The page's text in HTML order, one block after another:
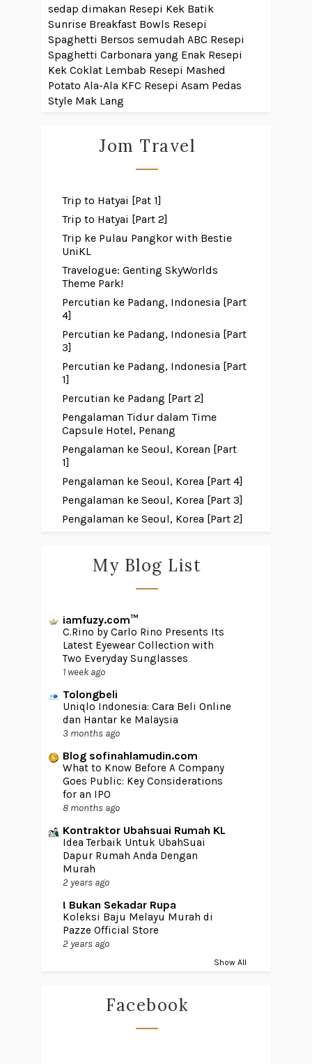
sedap dimakan Resepi Kek Batik
Sunrise Breakfast Bowls Resepi
Spaghetti Bersos semudah ABC Resepi
Spaghetti Carbonara yang Enak Resepi
Kek Coklat Lembab Resepi Mashed
Potato Ala-Ala KFC Resepi Asam Pedas
Style Mak Lang
Jom Travel
Trip to Hatyai [Pat 1]
Trip to Hatyai [Part 2]
Trip ke Pulau Pangkor with Bestie
UniKL
Travelogue: Genting SkyWorlds
Theme Park!
Percutian ke Padang, Indonesia [Part
4]
Percutian ke Padang, Indonesia [Part
3]
Percutian ke Padang, Indonesia [Part
1]
Percutian ke Padang [Part 2]
Pengalaman Tidur dalam Time
Capsule Hotel, Penang
Pengalaman ke Seoul, Korean [Part
1]
Pengalaman ke Seoul, Korea [Part 4]
Pengalaman ke Seoul, Korea [Part 3]
Pengalaman ke Seoul, Korea [Part 2]
My Blog List
iamfuzy.com™
C.Rino by Carlo Rino Presents Its
Latest Eyewear Collection with
Two Everyday Sunglasses
1 week ago
Tolongbeli
Uniqlo Indonesia: Cara Beli Online
dan Hantar ke Malaysia
3 months ago
Blog sofinahlamudin.com
What to Know Before A Company
Goes Public: Key Considerations
for an IPO
8 months ago
Kontraktor Ubahsuai Rumah KL
Idea Terbaik Untuk UbahSuai
Dapur Rumah Anda Dengan
Murah
2 years ago
! Bukan Sekadar Rupa
Koleksi Baju Melayu Murah di
Pazze Official Store
2 years ago
Show All
Facebook